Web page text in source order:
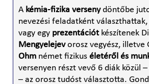
A kémia-fizika versenydöntőbe
nevezési feladatként választhattak,
vagy egy prezentációtkészítenek
Mengyelejevorosz vegyész, illetve
Ohm német fizikus életéről és
versenyen részt vevő 6 diák közül
– az orosz tudóst választotta.